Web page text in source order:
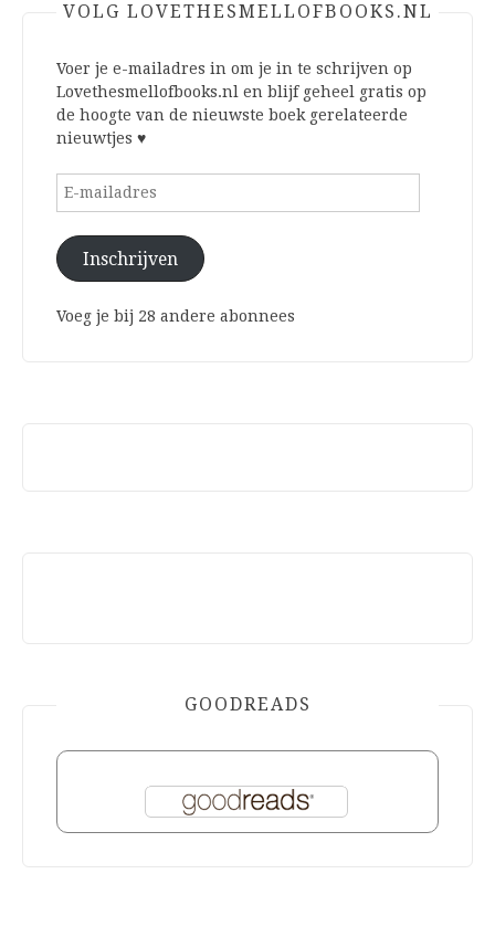
VOLG LOVETHESMELLOFBOOKS.NL
Voer je e-mailadres in om je in te schrijven op
Lovethesmellofbooks.nl en blijf geheel gratis op
de hoogte van de nieuwste boek gerelateerde
nieuwtjes ♥
E-
Inschrijven
Voeg je bij 28 andere abonnees
GOODREADS